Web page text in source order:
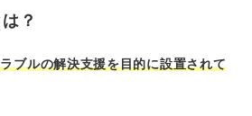
相談センター
で無料法律相談ができる弁護
？
ブルの解決支援を目的に設置されて